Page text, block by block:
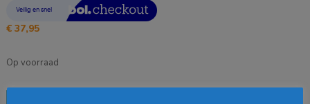
€37,95
Op voorraad